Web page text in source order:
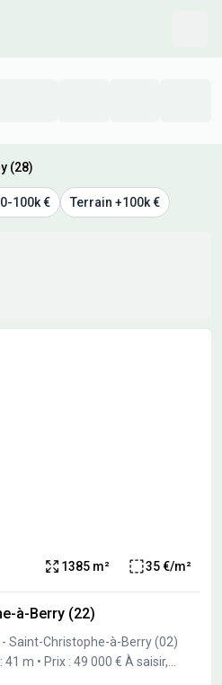
(28)
100k € Terrain +100k €
1385 m² 35 €/m²
à-Berry (22)
Saint-Christophe-à-Berry (02)
• Prix : 49 000 € À saisir,